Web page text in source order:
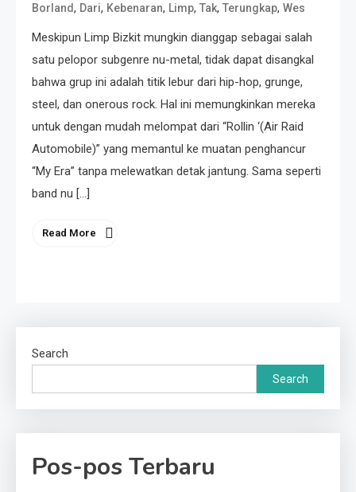
Borland, Dari, Kebenaran, Limp, Tak, Terungkap, Wes
Meskipun Limp Bizkit mungkin dianggap sebagai salah
satu pelopor subgenre nu-metal, tidak dapat disangkal
bahwa grup ini adalah titik lebur dari hip-hop, grunge,
steel, dan onerous rock. Hal ini memungkinkan mereka
untuk dengan mudah melompat dari “Rollin ‘(Air Raid
Automobile)” yang memantul ke muatan penghancur
“My Era” tanpa melewatkan detak jantung. Sama seperti
band nu […]
Read More
Search
Search
Pos-pos Terbaru